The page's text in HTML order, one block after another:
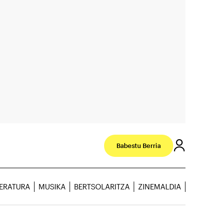
Babestu Berria
MUSIKA BERTSOLARITZA ZINEMALDIA